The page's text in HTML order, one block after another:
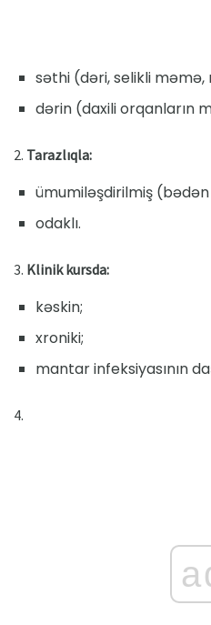
səthi (dəri, selikli
dərin (daxili orqanların
2. Tarazlıqla:
ümumiləşdirilmiş (bədən
odaklı.
3. Klinik kursda:
kəskin;
xroniki;
mantar infeksiyasının
4.